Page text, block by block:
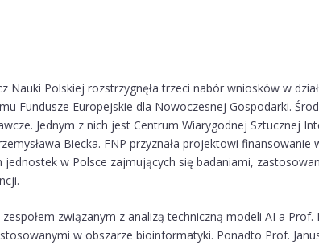
Nauki Polskiej rozstrzygnęła trzeci nabór wniosków w
Fundusze Europejskie dla Nowoczesnej Gospodarki.
Jednym z nich jest Centrum Wiarygodnej Sztucznej
Biecka. FNP przyznała projektowi finansowanie
jednostek w Polsce zajmujących się badaniami,
związanym z analizą techniczną modeli AI a
w obszarze bioinformatyki. Ponadto Prof.